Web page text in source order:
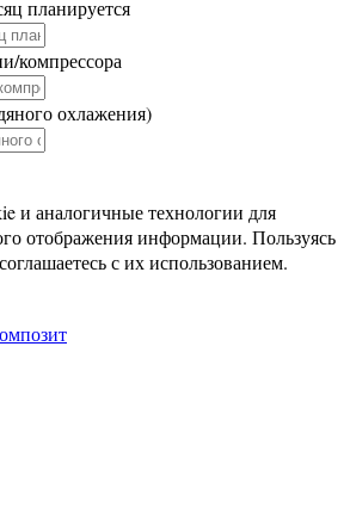
планируется
компрессора
охлажения)
и аналогичные технологии для
отображения информации. Пользуясь
с их использованием.